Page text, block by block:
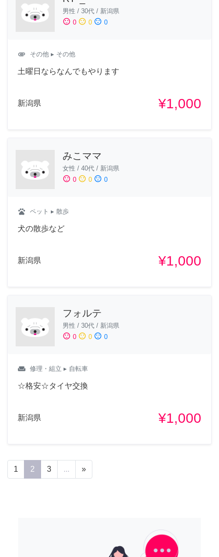
男性 / 30代 / 新潟県
sentiment_satisfied 0 sentiment_neutral 0 sentiment_dissatisfied 0
attachment その他 ▸ その他
土曜日ならなんでもやります
新潟県 ¥1,000
みこママ
女性 / 40代 / 新潟県
sentiment_satisfied 0 sentiment_neutral 0 sentiment_dissatisfied 0
pets ペット ▸ 散歩
犬の散歩など
新潟県 ¥1,000
フォルテ
男性 / 30代 / 新潟県
sentiment_satisfied 0 sentiment_neutral 0 sentiment_dissatisfied 0
weekend 修理・組立 ▸ 自転車
☆格安☆タイヤ交換
新潟県 ¥1,000
1 2 3 ... »